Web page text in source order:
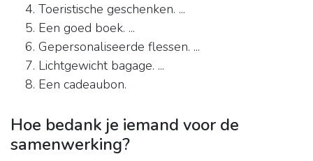
Toeristische geschenken. ...
Een goed boek. ...
Gepersonaliseerde flessen. ...
Lichtgewicht bagage. ...
Een cadeaubon.
Hoe bedank je iemand voor de
samenwerking?